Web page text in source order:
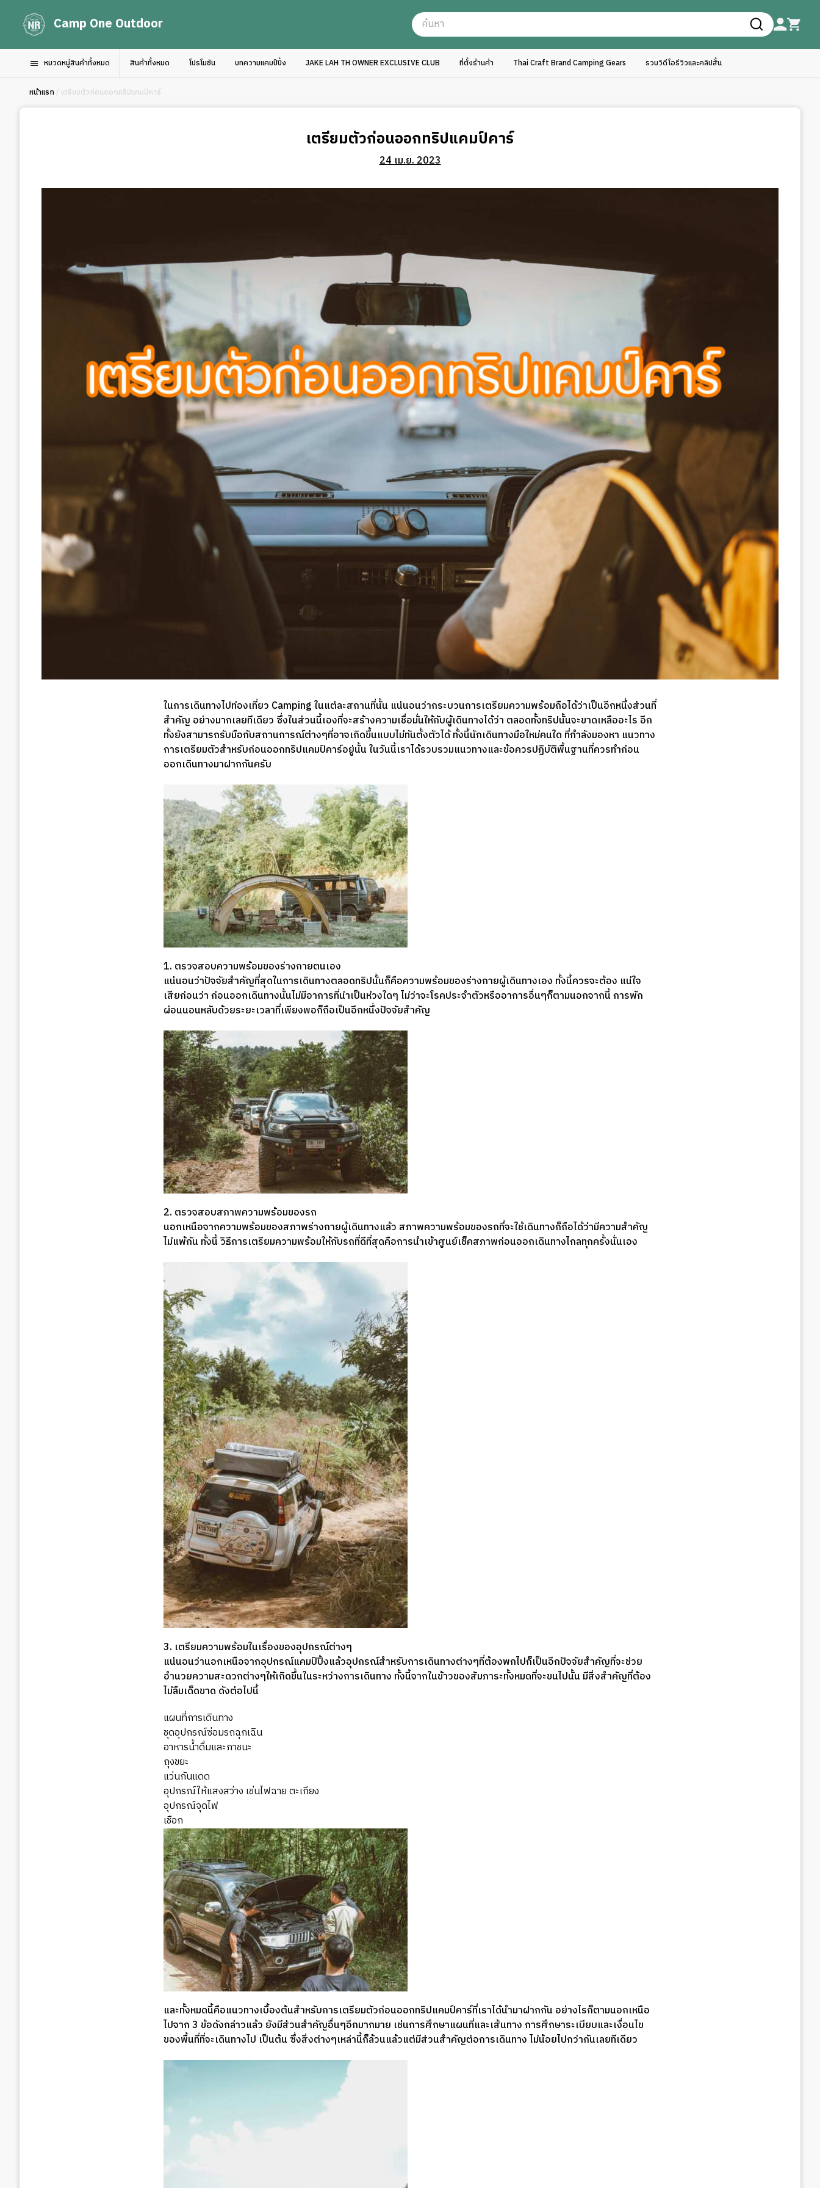
Camp One Outdoor
หมวดหมู่สินค้าทั้งหมด สินค้าทั้งหมด โปรโมชัน บทความแคมป์ปิ้ง JAKE LAH TH OWNER EXCLUSIVE CLUB ที่ตั้งร้านค้า Thai Craft Brand Camping Gears รวมวิดีโอรีวิวและคลิปสั้น
หน้าแรก / เตรียมตัวก่อนออกทริปแคมป์คาร์
เตรียมตัวก่อนออกทริปแคมป์คาร์
24 เม.ย. 2023
ในการเดินทางไปท่องเที่ยว Camping ในแต่ละสถานที่นั้น แน่นอนว่ากระบวนการเตรียมความพร้อมถือได้ว่าเป็นอีกหนึ่งส่วนที่
สำคัญ อย่างมากเลยทีเดียว ซึ่งในส่วนนี้เองที่จะสร้างความเชื่อมั่นให้กับผู้เดินทางได้ว่า ตลอดทั้งทริปนั้นจะขาดเหลืออะไร อีก
ทั้งยังสามารถรับมือกับสถานการณ์ต่างๆที่อาจเกิดขึ้นแบบไม่ทันตั้งตัวได้ ทั้งนี้นักเดินทางมือใหม่คนใด ที่กำลังมองหา แนวทาง
การเตรียมตัวสำหรับก่อนออกทริปแคมป์คาร์อยู่นั้น ในวันนี้เราได้รวบรวมแนวทางและข้อควรปฏิบัติพื้นฐานที่ควรทำก่อน
ออกเดินทางมาฝากกันครับ
1. ตรวจสอบความพร้อมของร่างกายตนเอง
แน่นอนว่าปัจจัยสำคัญที่สุดในการเดินทางตลอดทริปนั้นก็คือความพร้อมของร่างกายผู้เดินทางเอง ทั้งนี้ควรจะต้อง แน่ใจ
เสียก่อนว่า ก่อนออกเดินทางนั้นไม่มีอาการที่น่าเป็นห่วงใดๆ ไม่ว่าจะโรคประจำตัวหรืออาการอื่นๆก็ตามนอกจากนี้ การพัก
ผ่อนนอนหลับด้วยระยะเวลาที่เพียงพอก็ถือเป็นอีกหนึ่งปัจจัยสำคัญ
2. ตรวจสอบสภาพความพร้อมของรถ
นอกเหนือจากความพร้อมของสภาพร่างกายผู้เดินทางแล้ว สภาพความพร้อมของรถที่จะใช้เดินทางก็ถือได้ว่ามีความสำคัญ
ไม่แพ้กัน ทั้งนี้ วิธีการเตรียมความพร้อมให้กับรถที่ดีที่สุดคือการนำเข้าศูนย์เช็คสภาพก่อนออกเดินทางไกลทุกครั้งนั่นเอง
3. เตรียมความพร้อมในเรื่องของอุปกรณ์ต่างๆ
แน่นอนว่านอกเหนือจากอุปกรณ์แคมป์ปิ้งแล้วอุปกรณ์สำหรับการเดินทางต่างๆที่ต้องพกไปก็เป็นอีกปัจจัยสำคัญที่จะช่วย
อำนวยความสะดวกต่างๆให้เกิดขึ้นในระหว่างการเดินทาง ทั้งนี้จากในข้าวของสัมภาระทั้งหมดที่จะขนไปนั้น มีสิ่งสำคัญที่ต้อง
ไม่ลืมเด็ดขาด ดังต่อไปนี้
แผนที่การเดินทาง
ชุดอุปกรณ์ซ่อมรถฉุกเฉิน
อาหารน้ำดื่มและภาชนะ
ถุงขยะ
แว่นกันแดด
อุปกรณ์ให้แสงสว่าง เช่นไฟฉาย ตะเกียง
อุปกรณ์จุดไฟ
เชือก
และทั้งหมดนี้คือแนวทางเบื้องต้นสำหรับการเตรียมตัวก่อนออกทริปแคมป์คาร์ที่เราได้นำมาฝากกัน อย่างไรก็ตามนอกเหนือ
ไปจาก 3 ข้อดังกล่าวแล้ว ยังมีส่วนสำคัญอื่นๆอีกมากมาย เช่นการศึกษาแผนที่และเส้นทาง การศึกษาระเบียบและเงื่อนไข
ของพื้นที่ที่จะเดินทางไป เป็นต้น ซึ่งสิ่งต่างๆเหล่านี้ก็ล้วนแล้วแต่มีส่วนสำคัญต่อการเดินทาง ไม่น้อยไปกว่ากันเลยทีเดียว